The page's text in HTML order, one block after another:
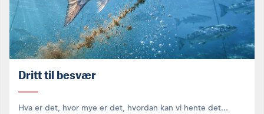
Dritt til besvær
Hva er det, hvor mye er det, hvordan kan vi hente det...